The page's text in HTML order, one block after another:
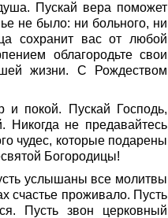
Пускай вера поможет
не было: ни больного, ни
сохранит вас от любой
облагородьте свои
жизни. С Рождеством
покой. Пускай Господь,
Никогда не предавайтесь
чудес, которые подарены
Богородицы!
услышаны все молитвы
счастье проживало. Пусть
Пусть звон церковный